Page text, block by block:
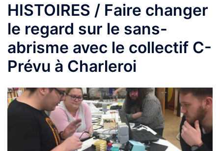
HISTOIRES / Faire changer
le regard sur le sans-
abrisme avec le collectif C-
Prévu à Charleroi